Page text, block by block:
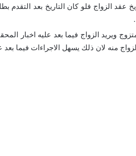
عقد الزواج فلو كان التاريخ بعد
ويريد الزواج فيما بعد عليه اخبار
منه لان ذلك يسهل الاجراءات فيما بعد